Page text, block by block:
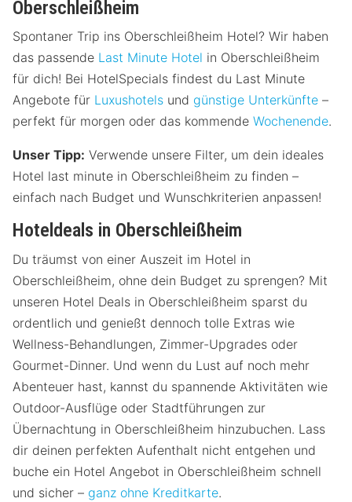
Oberschleißheim
Spontaner Trip ins Oberschleißheim Hotel? Wir haben
das passende Last Minute Hotel in Oberschleißheim
für dich! Bei HotelSpecials findest du Last Minute
Angebote für Luxushotels und günstige Unterkünfte –
perfekt für morgen oder das kommende Wochenende.
Unser Tipp: Verwende unsere Filter, um dein ideales
Hotel last minute in Oberschleißheim zu finden –
einfach nach Budget und Wunschkriterien anpassen!
Hoteldeals in Oberschleißheim
Du träumst von einer Auszeit im Hotel in
Oberschleißheim, ohne dein Budget zu sprengen? Mit
unseren Hotel Deals in Oberschleißheim sparst du
ordentlich und genießt dennoch tolle Extras wie
Wellness-Behandlungen, Zimmer-Upgrades oder
Gourmet-Dinner. Und wenn du Lust auf noch mehr
Abenteuer hast, kannst du spannende Aktivitäten wie
Outdoor-Ausflüge oder Stadtführungen zur
Übernachtung in Oberschleißheim hinzubuchen. Lass
dir deinen perfekten Aufenthalt nicht entgehen und
buche ein Hotel Angebot in Oberschleißheim schnell
und sicher – ganz ohne Kreditkarte.